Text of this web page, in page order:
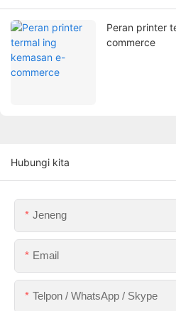
Peran printer
commerce
Hubungi kita
Jeneng
Email
Telpon / WhatsApp / Skype